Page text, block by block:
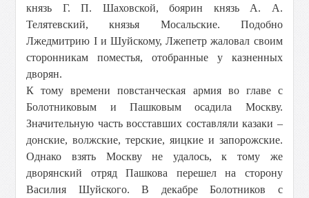
князь Г. П. Шаховской, боярин князь А. А.
Телятевский, князья Мосальские. Подобно
Лжедмитрию I и Шуйскому, Лжепетр жаловал своим
сторонникам поместья, отобранные у казненных
дворян.
К тому времени повстанческая армия во главе с
Болотниковым и Пашковым осадила Москву.
Значительную часть восставших составляли казаки –
донские, волжские, терские, яицкие и запорожские.
Однако взять Москву не удалось, к тому же
дворянский отряд Пашкова перешел на сторону
Василия Шуйского. В декабре Болотников с